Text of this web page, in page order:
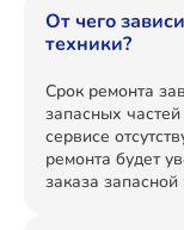
От чего
техники?
Срок ремонта
запасных
сервисе
ремонта будет
заказа запасной